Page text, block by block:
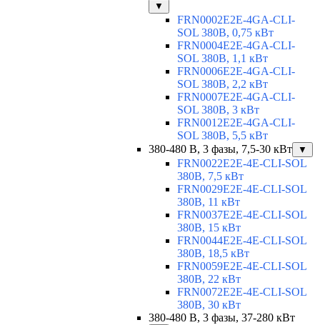
▼
FRN0002E2E-4GA-CLI-
SOL 380В, 0,75 кВт
FRN0004E2E-4GA-CLI-
SOL 380В, 1,1 кВт
FRN0006E2E-4GA-CLI-
SOL 380В, 2,2 кВт
FRN0007E2E-4GA-CLI-
SOL 380В, 3 кВт
FRN0012E2E-4GA-CLI-
SOL 380В, 5,5 кВт
380-480 В, 3 фазы, 7,5-30 кВт
▼
FRN0022E2E-4E-CLI-SOL
380В, 7,5 кВт
FRN0029E2E-4E-CLI-SOL
380В, 11 кВт
FRN0037E2E-4E-CLI-SOL
380В, 15 кВт
FRN0044E2E-4E-CLI-SOL
380В, 18,5 кВт
FRN0059E2E-4E-CLI-SOL
380В, 22 кВт
FRN0072E2E-4E-CLI-SOL
380В, 30 кВт
380-480 В, 3 фазы, 37-280 кВт